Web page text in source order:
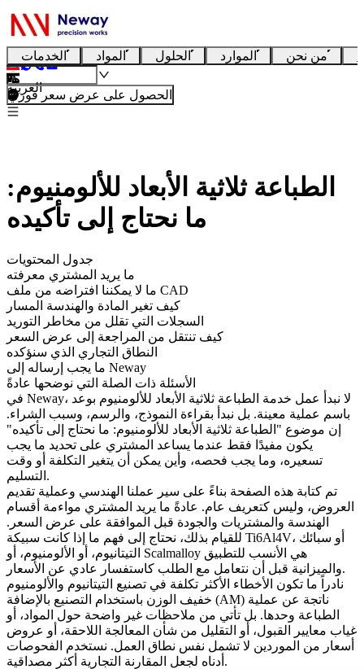
الخدمات المواد الحلول الموارد من نحن
العربية
الحصول على عرض سعر فوري
الطباعة ثلاثية الأبعاد للألومنيوم:
ما نحتاج إلى تأكيده
جدول المحتويات
ما يريد المشتري معرفته
ما لا يمكننا افتراضه من ملف CAD
كيف تغير المادة والهندسة المسار
السجلات التي تقلل من مخاطر التوريد
كيف تنتقل من المراجعة إلى عرض السعر
النطاق التجاري الذي سنؤكده
ما يجب إرساله إلى Neway
الأسئلة ذات الصلة التي نوضحها عادةً
في Neway، لا نبدأ عمل خدمة الطباعة ثلاثية الأبعاد للألومنيوم بوعد
باسم عملية معينة. بل نبدأ بقراءة النموذج، والرسم، وسبب الشراء.
إن موضوع "الطباعة ثلاثية الأبعاد للألومنيوم: ما نحتاج إلى تأكيده"
يكون مفيدًا فقط عندما يساعد المشتري على تحديد ما يجب
تسعيره، وما يجب فحصه، وأين يمكن أن يتغير التكلفة أو وقت
التسليم.
تم كتابة هذه الصفحة بناءً على سير عملنا الهندسي وعملية تقديم
العروض، وليس كتعريف عام. عادةً ما يريد المشتري مواءمة أقسام
الهندسة والمشتريات والجودة قبل الموافقة على عرض السعر.
للقيام بذلك، نحتاج إلى فهم ما إذا كانت سبيكة Ti6Al4V، أو سبائك
التيتانيوم، أو الألومنيوم، أو Scalmalloy هي الأنسب للتطبيق
والميزانية قبل أن نتعامل مع الطلب كاستفسار عادي عن الأسعار.
نادراً ما تكون الأخطاء الأكثر تكلفة في تصنيع التيتانيوم والألومنيوم
خفيف الوزن باستخدام التصنيع بالإضافة (AM) ناتجة عن عملية
الطباعة وحدها. بل تأتي من ملاحظات غير واضحة حول المواد، أو
غياب معايير القبول، أو التقليل من شأن المعالجة اللاحقة، أو عروض
أسعار من الموردين لا تشمل نفس نطاق العمل. نستخدم الفحوصات
أدناه لجعل المقارنة التجارية أكثر مصداقية.